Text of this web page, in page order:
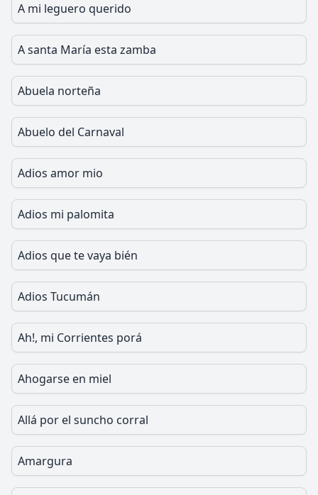
A mi leguero querido
A santa María esta zamba
Abuela norteña
Abuelo del Carnaval
Adios amor mio
Adios mi palomita
Adios que te vaya bién
Adios Tucumán
Ah!, mi Corrientes porá
Ahogarse en miel
Allá por el suncho corral
Amargura